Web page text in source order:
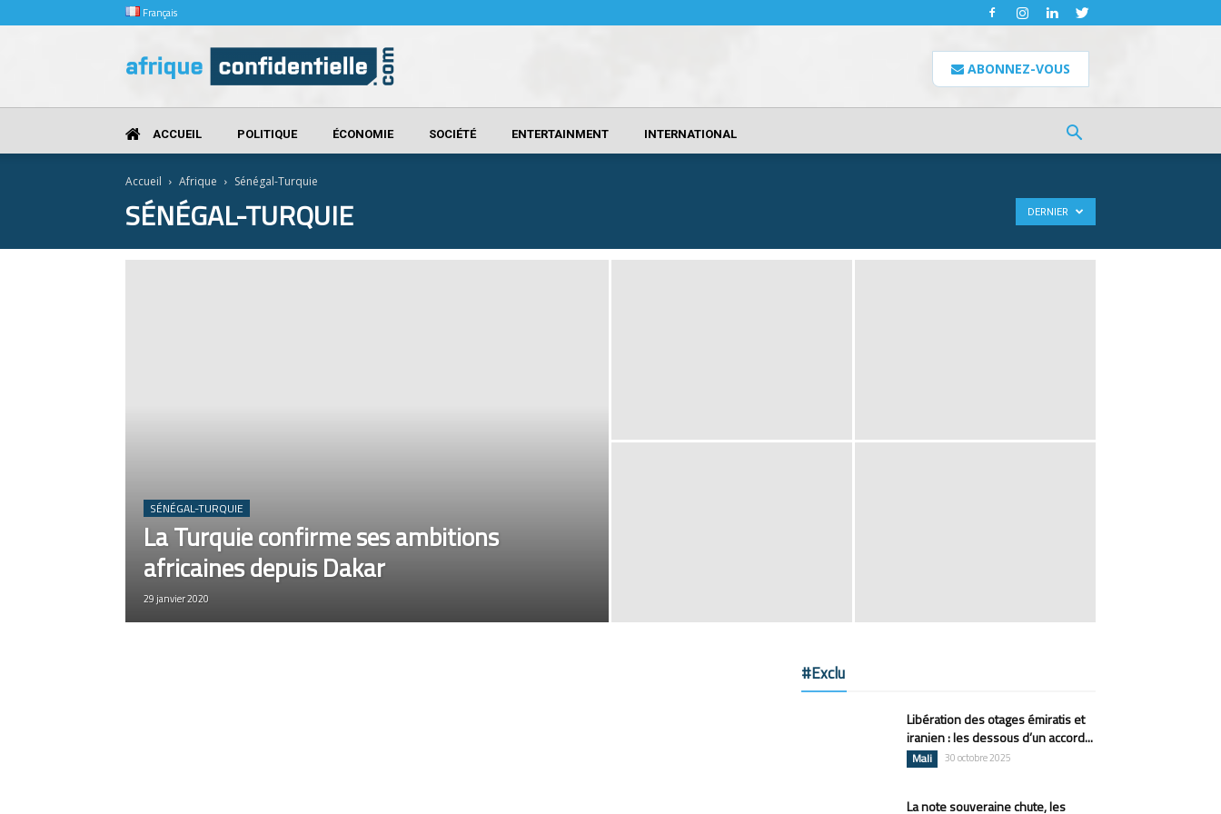
Français
Confidentielle
ABONNEZ-VOUS
ACCUEIL POLITIQUE ÉCONOMIE SOCIÉTÉ ENTERTAINMENT INTERNATIONAL
Accueil Afrique Sénégal-Turquie
SÉNÉGAL-TURQUIE DERNIER
SÉNÉGAL-TURQUIE
La Turquie confirme ses ambitions
africaines depuis Dakar
29 janvier 2020
#Exclu
Libération des otages émiratis et
iranien : les dessous d’un accord...
Mali 30 octobre 2025
La note souveraine chute, les